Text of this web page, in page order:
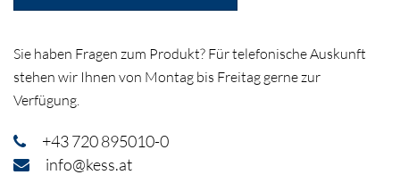
Sie haben Fragen zum Produkt? Für telefonische Auskunft
stehen wir Ihnen von Montag bis Freitag gerne zur
Verfügung.
+43 720 895010-0
info@kess.at